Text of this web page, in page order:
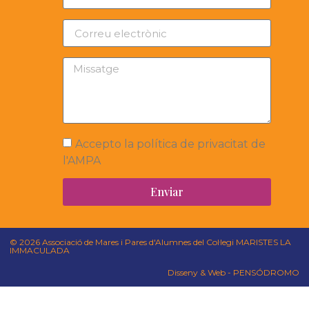
Accepto la política de privacitat de
l'AMPA
Enviar
© 2026 Associació de Mares i Pares d'Alumnes del Col·legi MARISTES LA
IMMACULADA
Disseny & Web - PENSÓDROMO